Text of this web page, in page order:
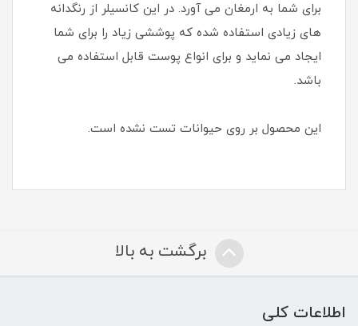
برای شما به ارمغان می آورد. در این کانسیلر از رنگدانه
های زیادی استفاده شده که پوششی زیاد را برای شما
ایجاد می نماید و برای انواع پوست قابل استفاده می
باشد.
این محصول بر روی حیوانات تست نشده است.
برگشت به بالا
اطلاعات کلی